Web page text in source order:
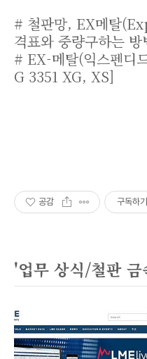
# 철판망, EX메탈
격표와 중량구하는 방
# EX-메탈(익스펜디
G 3351 XG, XS]
공감 구독하기
'업무 상식/철판